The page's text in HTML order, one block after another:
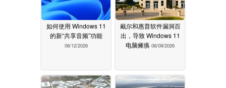
如何使用 Windows 11
的新“共享音频”功能
06/12/2026
戴尔和惠普软件漏洞百
出，导致 Windows 11
电脑瘫痪 06/09/2026